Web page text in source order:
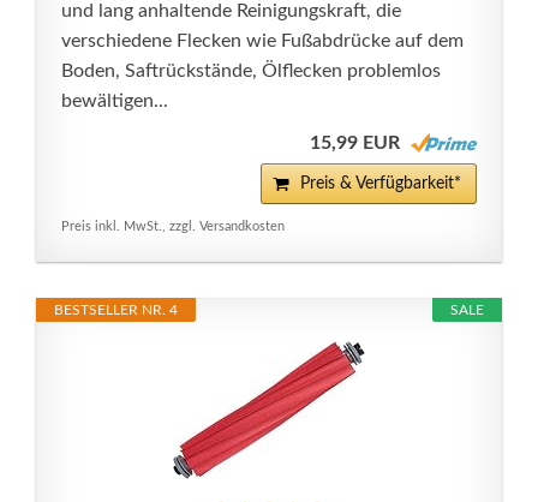
und lang anhaltende Reinigungskraft, die
verschiedene Flecken wie Fußabdrücke auf dem
Boden, Saftrückstände, Ölflecken problemlos
bewältigen...
15,99 EUR
Preis & Verfügbarkeit*
Preis inkl. MwSt., zzgl. Versandkosten
SALE
BESTSELLER NR. 4